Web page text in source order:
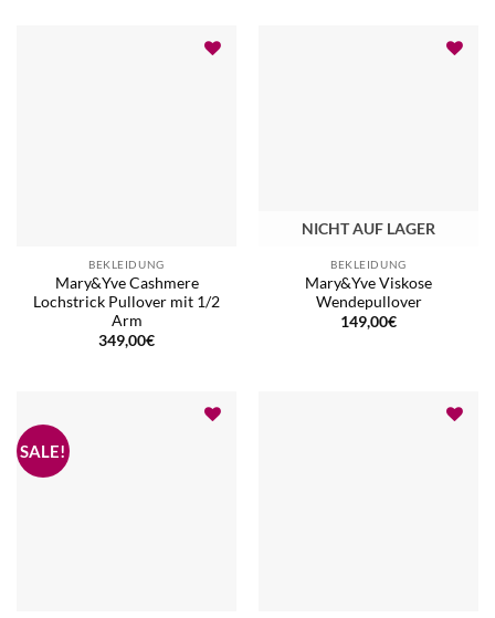
BEKLEIDUNG
Mary&Yve Cashmere
Lochstrick Pullover mit 1/2
Arm
349,00€
NICHT AUF LAGER
BEKLEIDUNG
Mary&Yve Viskose
Wendepullover
149,00€